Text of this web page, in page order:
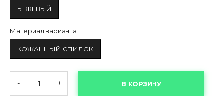
БЕЖЕВЫЙ
Материал варианта
КОЖАННЫЙ СПИЛОК
- + В КОРЗИНУ